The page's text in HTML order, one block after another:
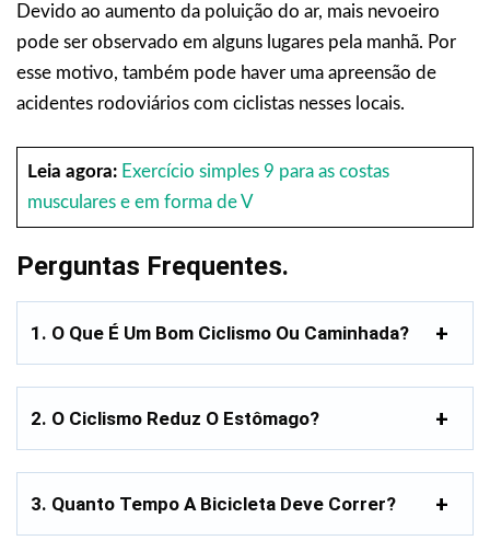
Devido ao aumento da poluição do ar, mais nevoeiro
pode ser observado em alguns lugares pela manhã. Por
esse motivo, também pode haver uma apreensão de
acidentes rodoviários com ciclistas nesses locais.
Leia agora: Exercício simples 9 para as costas
musculares e em forma de V
Perguntas Frequentes.
1. O Que É Um Bom Ciclismo Ou Caminhada?
2. O Ciclismo Reduz O Estômago?
3. Quanto Tempo A Bicicleta Deve Correr?